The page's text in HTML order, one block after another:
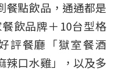
餐點飲品，通通都是
飲品牌＋10台型格
評餐廳「獄室餐酒
辣口水雞」，以及多